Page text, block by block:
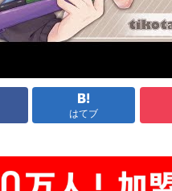
はてブ